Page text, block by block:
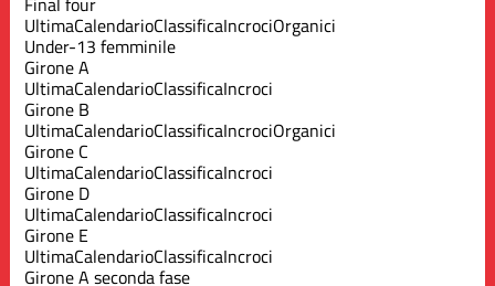
UltimaCalendarioClassificaIncrociOrganici
Under-13 femminile
Girone A
UltimaCalendarioClassificaIncroci
Girone B
UltimaCalendarioClassificaIncrociOrganici
Girone C
UltimaCalendarioClassificaIncroci
Girone D
UltimaCalendarioClassificaIncroci
Girone E
UltimaCalendarioClassificaIncroci
Girone A seconda fase